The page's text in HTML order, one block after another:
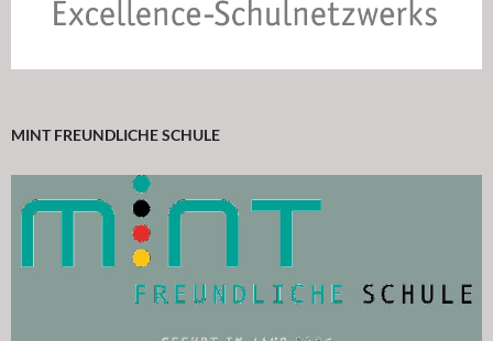
MINT FREUNDLICHE SCHULE